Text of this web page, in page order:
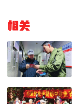
相关